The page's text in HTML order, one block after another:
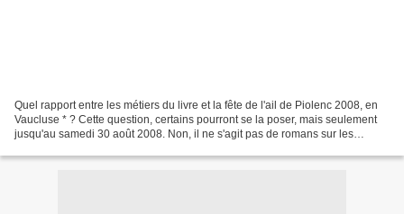
Quel rapport entre les métiers du livre et la fête de l'ail de Piolenc 2008, en
Vaucluse * ? Cette question, certains pourront se la poser, mais seulement
jusqu'au samedi 30 août 2008. Non, il ne s'agit pas de romans sur les